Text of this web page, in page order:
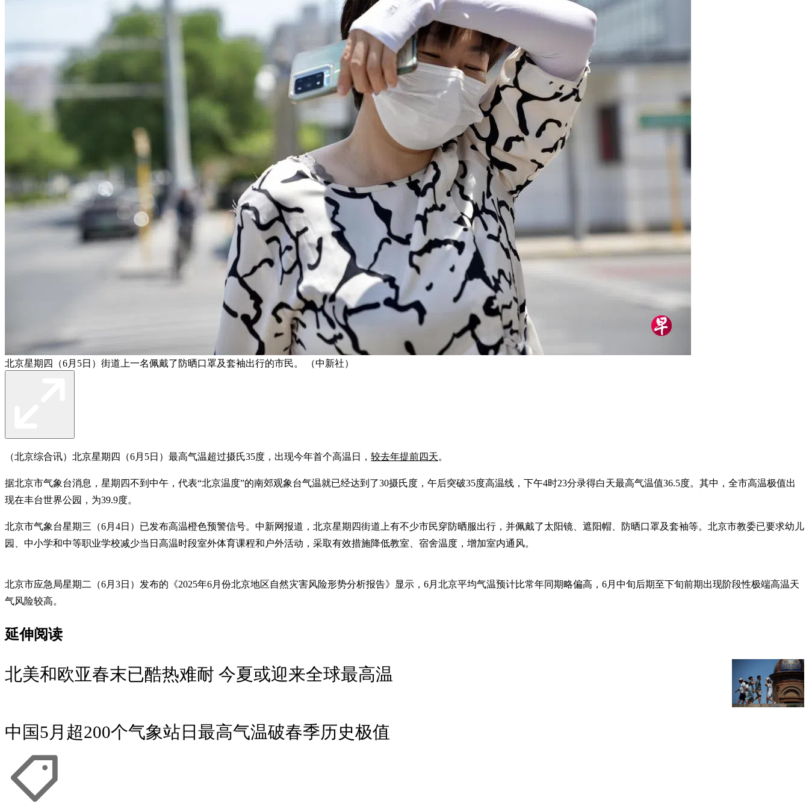
北京星期四（6月5日）街道上一名佩戴了防晒口罩及套袖出行的市民。 （中新社）
（北京综合讯）北京星期四（6月5日）最高气温超过摄氏35度，出现今年首个高温日， 较去年提前四天。
据北京市气象台消息，星期四不到中午，代表“北京温度”的南郊观象台气温就已经达到了30摄氏度，午后突破35度高温线，下午4时23分录得白天最高气温值36.5度。其中，全市高温极值出
现在丰台世界公园，为39.9度。
北京市气象台星期三（6月4日）已发布高温橙色预警信号。中新网报道，北京星期四街道上有不少市民穿防晒服出行，并佩戴了太阳镜、遮阳帽、防晒口罩及套袖等。北京市教委已要求幼儿
园、中小学和中等职业学校减少当日高温时段室外体育课程和户外活动，采取有效措施降低教室、宿舍温度，增加室内通风。
北京市应急局星期二（6月3日）发布的《2025年6月份北京地区自然灾害风险形势分析报告》显示，6月北京平均气温预计比常年同期略偏高，6月中旬后期至下旬前期出现阶段性极端高温天
气风险较高。
延伸阅读
北美和欧亚春末已酷热难耐 今夏或迎来全球最高温
中国5月超200个气象站日最高气温破春季历史极值